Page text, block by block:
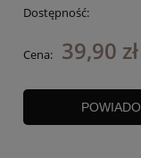
Dostępność:
Cena: 39,90 zł